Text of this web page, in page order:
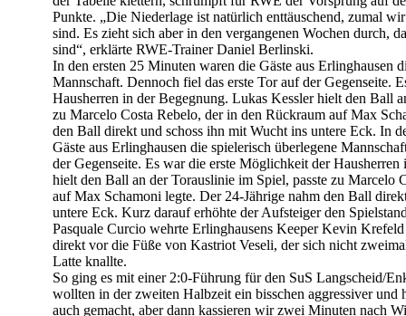
Punkte. „Die Niederlage ist natürlich enttäuschend, zumal
sind. Es zieht sich aber in den vergangenen Wochen durch,
sind“, erklärte RWE-Trainer Daniel Berlinski.
In den ersten 25 Minuten waren die Gäste aus Erlinghausen
Mannschaft. Dennoch fiel das erste Tor auf der Gegenseite.
Hausherren in der Begegnung. Lukas Kessler hielt den Ball
zu Marcelo Costa Rebelo, der in den Rückraum auf Max
den Ball direkt und schoss ihn mit Wucht ins untere Eck. In
Gäste aus Erlinghausen die spielerisch überlegene
der Gegenseite. Es war die erste Möglichkeit der
hielt den Ball an der Torauslinie im Spiel, passte zu Marcelo
auf Max Schamoni legte. Der 24-Jährige nahm den Ball
untere Eck. Kurz darauf erhöhte der Aufsteiger den
Pasquale Curcio wehrte Erlinghausens Keeper Kevin
direkt vor die Füße von Kastriot Veseli, der sich nicht
Latte knallte.
So ging es mit einer 2:0-Führung für den SuS Langscheid/
wollten in der zweiten Halbzeit ein bisschen aggressiver und
auch gemacht, aber dann kassieren wir zwei Minuten nach